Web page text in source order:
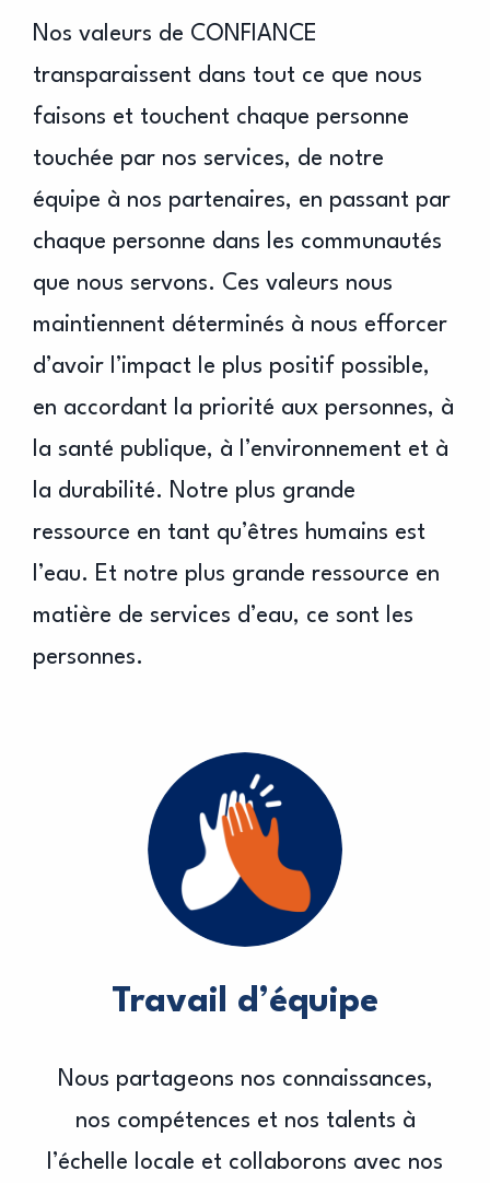
Nos valeurs de CONFIANCE
transparaissent dans tout ce que nous
faisons et touchent chaque personne
touchée par nos services, de notre
équipe à nos partenaires, en passant par
chaque personne dans les communautés
que nous servons. Ces valeurs nous
maintiennent déterminés à nous efforcer
d’avoir l’impact le plus positif possible,
en accordant la priorité aux personnes, à
la santé publique, à l’environnement et à
la durabilité. Notre plus grande
ressource en tant qu’êtres humains est
l’eau. Et notre plus grande ressource en
matière de services d’eau, ce sont les
personnes.
Travail d’équipe
Nous partageons nos connaissances,
nos compétences et nos talents à
l’échelle locale et collaborons avec nos